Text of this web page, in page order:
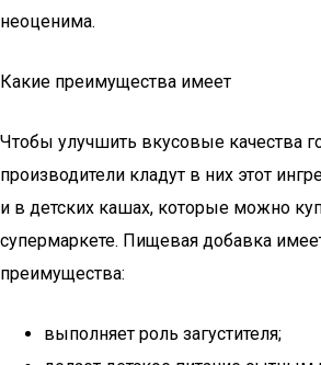
неоценима.
Какие преимущества имеет
Чтобы улучшить вкусовые качества
производители кладут в них этот
и в детских кашах, которые можно
супермаркете. Пищевая добавка
преимущества:
выполняет роль загустителя;